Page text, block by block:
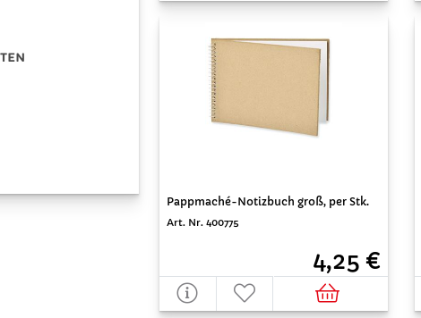
Pappmaché-Notizbuch groß, per Stk.
Art. Nr. 400775
4,25 €